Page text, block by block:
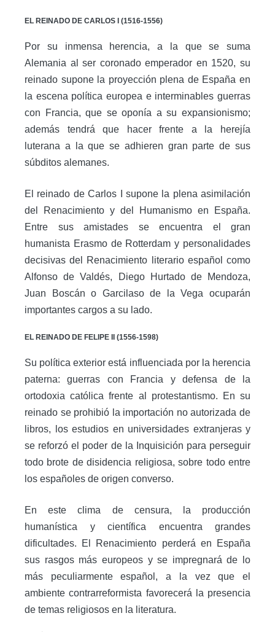
EL REINADO DE CARLOS I (1516-1556)
Por su inmensa herencia, a la que se suma
Alemania al ser coronado emperador en 1520, su
reinado supone la proyección plena de España en
la escena política europea e interminables guerras
con Francia, que se oponía a su expansionismo;
además tendrá que hacer frente a la herejía
luterana a la que se adhieren gran parte de sus
súbditos alemanes.
El reinado de Carlos I supone la plena asimilación
del Renacimiento y del Humanismo en España.
Entre sus amistades se encuentra el gran
humanista Erasmo de Rotterdam y personalidades
decisivas del Renacimiento literario español como
Alfonso de Valdés, Diego Hurtado de Mendoza,
Juan Boscán o Garcilaso de la Vega ocuparán
importantes cargos a su lado.
EL REINADO DE FELIPE II (1556-1598)
Su política exterior está influenciada por la herencia
paterna: guerras con Francia y defensa de la
ortodoxia católica frente al protestantismo. En su
reinado se prohibió la importación no autorizada de
libros, los estudios en universidades extranjeras y
se reforzó el poder de la Inquisición para perseguir
todo brote de disidencia religiosa, sobre todo entre
los españoles de origen converso.
En este clima de censura, la producción
humanística y científica encuentra grandes
dificultades. El Renacimiento perderá en España
sus rasgos más europeos y se impregnará de lo
más peculiarmente español, a la vez que el
ambiente contrarreformista favorecerá la presencia
de temas religiosos en la literatura.